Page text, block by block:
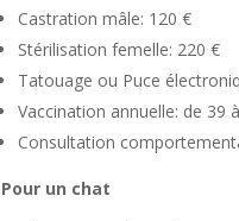
Castration mâle: 120 €
Stérilisation femelle: 220 €
Tatouage ou Puce
Vaccination annuelle: de 39
Consultation
Pour un chat